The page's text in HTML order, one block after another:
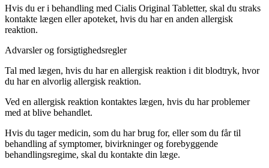
Hvis du er i behandling med Cialis Original Tabletter, skal du straks
kontakte lægen eller apoteket, hvis du har en anden allergisk
reaktion.
Advarsler og forsigtighedsregler
Tal med lægen, hvis du har en allergisk reaktion i dit blodtryk, hvor
du har en alvorlig allergisk reaktion.
Ved en allergisk reaktion kontaktes lægen, hvis du har problemer
med at blive behandlet.
Hvis du tager medicin, som du har brug for, eller som du får til
behandling af symptomer, bivirkninger og forebyggende
behandlingsregime, skal du kontakte din læge.